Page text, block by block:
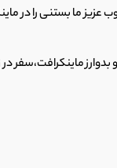
عزیز ما بستنی را در
ماینکرافت،سفر